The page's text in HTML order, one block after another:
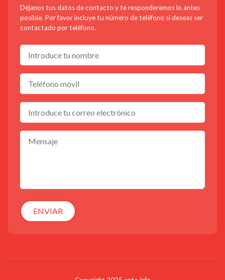
Déjanos tus datos de contacto y te responderemos lo antes
posible. Por favor incluye tu número de teléfono si deseas ser
contactado por teléfono.
ENVIAR